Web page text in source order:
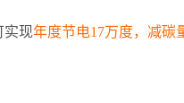
实现年度节电17万度，减碳